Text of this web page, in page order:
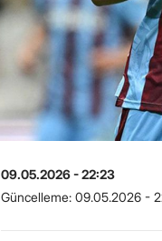
09.05.2026 - 22:23
Güncelleme: 09.05.2026 -